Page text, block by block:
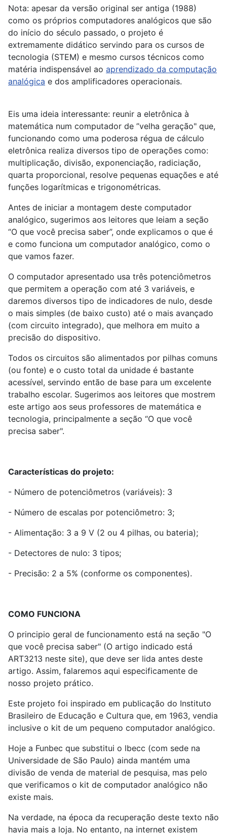
Nota: apesar da versão original ser antiga (1988)
como os próprios computadores analógicos que são
do início do século passado, o projeto é
extremamente didático servindo para os cursos de
tecnologia (STEM) e mesmo cursos técnicos como
matéria indispensável ao aprendizado da computação
analógica e dos amplificadores operacionais.
Eis uma ideia interessante: reunir a eletrônica à
matemática num computador de ”velha geração" que,
funcionando como uma poderosa régua de cálculo
eletrônica realiza diversos tipo de operações como:
multiplicação, divisão, exponenciação, radiciação,
quarta proporcional, resolve pequenas equações e até
funções logarítmicas e trigonométricas.
Antes de iniciar a montagem deste computador
analógico, sugerimos aos leitores que leiam a seção
“O que você precisa saber”, onde explicamos o que é
e como funciona um computador analógico, como o
que vamos fazer.
O computador apresentado usa três potenciômetros
que permitem a operação com até 3 variáveis, e
daremos diversos tipo de indicadores de nulo, desde
o mais simples (de baixo custo) até o mais avançado
(com circuito integrado), que melhora em muito a
precisão do dispositivo.
Todos os circuitos são alimentados por pilhas comuns
(ou fonte) e o custo total da unidade é bastante
acessível, servindo então de base para um excelente
trabalho escolar. Sugerimos aos leitores que mostrem
este artigo aos seus professores de matemática e
tecnologia, principalmente a seção “O que você
precisa saber".
Características do projeto:
- Número de potenciômetros (variáveis): 3
- Número de escalas por potenciômetro: 3;
- Alimentação: 3 a 9 V (2 ou 4 pilhas, ou bateria);
- Detectores de nulo: 3 tipos;
- Precisão: 2 a 5% (conforme os componentes).
COMO FUNCIONA
O principio geral de funcionamento está na seção "O
que você precisa saber" (O artigo indicado está
ART3213 neste site), que deve ser lida antes deste
artigo. Assim, falaremos aqui especificamente de
nosso projeto prático.
Este projeto foi inspirado em publicação do Instituto
Brasileiro de Educação e Cultura que, em 1963, vendia
inclusive o kit de um pequeno computador analógico.
Hoje a Funbec que substitui o lbecc (com sede na
Universidade de São Paulo) ainda mantém uma
divisão de venda de material de pesquisa, mas pelo
que verificamos o kit de computador analógico não
existe mais.
Na verdade, na época da recuperação deste texto não
havia mais a loja. No entanto, na internet existem